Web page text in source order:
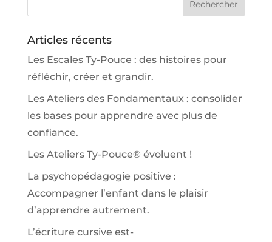
Articles récents
Les Escales Ty-Pouce : des histoires pour
réfléchir, créer et grandir.
Les Ateliers des Fondamentaux : consolider
les bases pour apprendre avec plus de
confiance.
Les Ateliers Ty-Pouce® évoluent !
La psychopédagogie positive :
Accompagner l’enfant dans le plaisir
d’apprendre autrement.
L’écriture cursive est-